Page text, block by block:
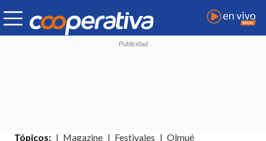
Tópicos: Magazine Festivales Olmué